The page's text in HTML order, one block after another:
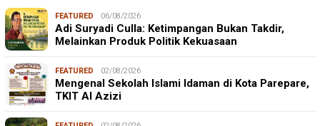
FEATURED 06/08/2026
Adi Suryadi Culla: Ketimpangan Bukan Takdir,
Melainkan Produk Politik Kekuasaan
FEATURED 02/08/2026
Mengenal Sekolah Islami Idaman di Kota Parepare,
TKIT Al Azizi